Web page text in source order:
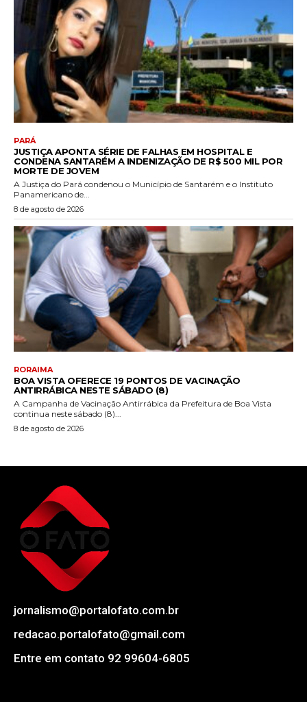
PARÁ
JUSTIÇA APONTA SÉRIE DE FALHAS EM HOSPITAL E
CONDENA SANTARÉM A INDENIZAÇÃO DE R$ 500 MIL POR
MORTE DE JOVEM
A Justiça do Pará condenou o Município de Santarém e o Instituto
Panamericano de...
8 de agosto de 2026
RORAIMA
BOA VISTA OFERECE 19 PONTOS DE VACINAÇÃO
ANTIRRÁBICA NESTE SÁBADO (8)
A Campanha de Vacinação Antirrábica da Prefeitura de Boa Vista
continua neste sábado (8)...
8 de agosto de 2026
jornalismo@portalofato.com.br
redacao.portalofato@gmail.com
Entre em contato 92 99604-6805